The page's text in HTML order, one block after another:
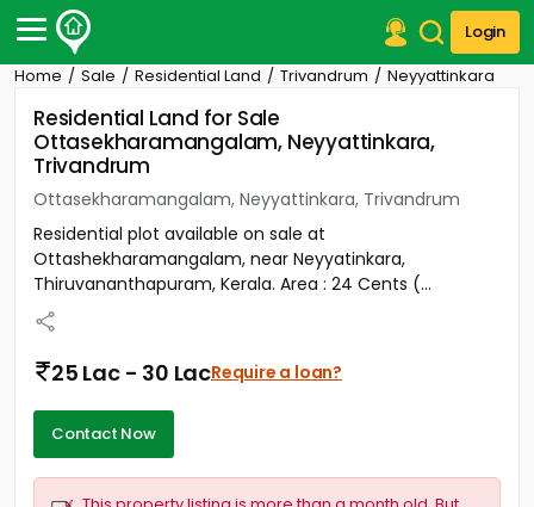
Login
Post Your Property
Post Your Requirement
Properties for Sale
Premium Projects
Finance Center
Contact Us
Home Sale Residential Land Trivandrum Neyyattinkara
Residential Land for Sale
Ottasekharamangalam, Neyyattinkara,
Trivandrum
Ottasekharamangalam, Neyyattinkara, Trivandrum
Residential plot available on sale at
Ottashekharamangalam, near Neyyatinkara,
Thiruvananthapuram, Kerala. Area : 24 Cents (...
25 Lac - 30 LacRequire a loan?
Contact Now